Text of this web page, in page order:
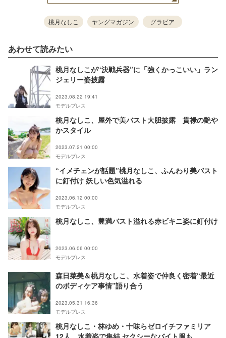
桃月なしこ ヤングマガジン グラビア
あわせて読みたい
桃月なしこが“決戦兵器”に「強くかっこいい」ラン
ジェリー姿披露
2023.08.22 19:41
モデルプレス
桃月なしこ、屋外で美バスト大胆披露 貫禄の艶や
かスタイル
2023.07.21 00:00
モデルプレス
“イメチェンが話題”桃月なしこ、ふんわり美バスト
に釘付け 妖しい色気溢れる
2023.06.12 00:00
モデルプレス
桃月なしこ、豊満バスト溢れる赤ビキニ姿に釘付け
2023.06.06 00:00
モデルプレス
森日菜美＆桃月なしこ、水着姿で仲良く密着“最近
のボディケア事情”語り合う
2023.05.31 16:36
モデルプレス
桃月なしこ・林ゆめ・十味らゼロイチファミリア